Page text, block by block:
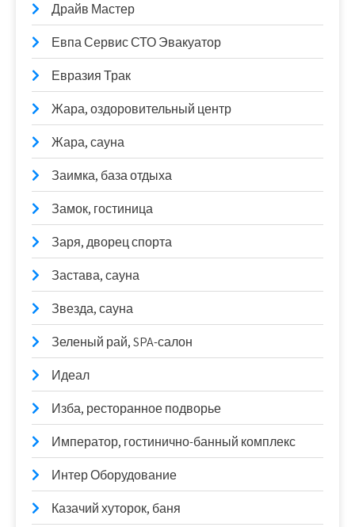
Драйв Мастер
Евпа Сервис СТО Эвакуатор
Евразия Трак
Жара, оздоровительный центр
Жара, сауна
Заимка, база отдыха
Замок, гостиница
Заря, дворец спорта
Застава, сауна
Звезда, сауна
Зеленый рай, SPA-салон
Идеал
Изба, ресторанное подворье
Император, гостинично-банный комплекс
Интер Оборудование
Казачий хуторок, баня